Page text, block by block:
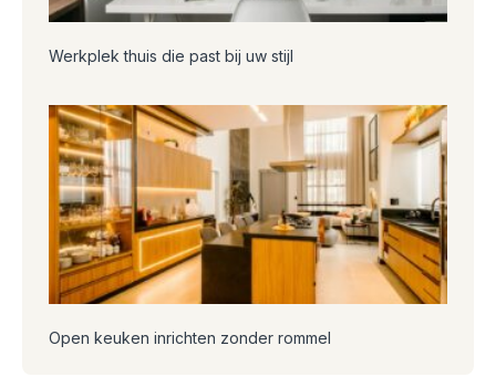
Werkplek thuis die past bij uw stijl
Open keuken inrichten zonder rommel